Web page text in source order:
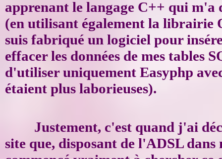
apprenant le langage C++ qui
(en utilisant également la librairie
suis fabriqué un logiciel pour
effacer les données de mes tables
d'utiliser uniquement Easyphp
étaient plus laborieuses).
Justement, c'est quand j'ai
site que, disposant de l'ADSL